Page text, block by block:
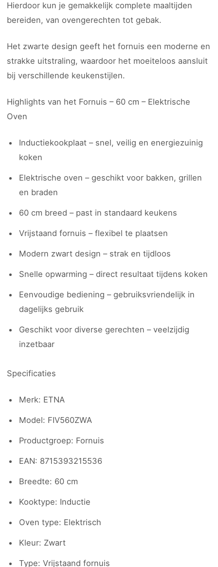
Hierdoor kun je gemakkelijk complete maaltijden
bereiden, van ovengerechten tot gebak.
Het zwarte design geeft het fornuis een moderne en
strakke uitstraling, waardoor het moeiteloos aansluit
bij verschillende keukenstijlen.
Highlights van het Fornuis – 60 cm – Elektrische
Oven
Inductiekookplaat – snel, veilig en energiezuinig
koken
Elektrische oven – geschikt voor bakken, grillen
en braden
60 cm breed – past in standaard keukens
Vrijstaand fornuis – flexibel te plaatsen
Modern zwart design – strak en tijdloos
Snelle opwarming – direct resultaat tijdens koken
Eenvoudige bediening – gebruiksvriendelijk in
dagelijks gebruik
Geschikt voor diverse gerechten – veelzijdig
inzetbaar
Specificaties
Merk: ETNA
Model: FIV560ZWA
Productgroep: Fornuis
EAN: 8715393215536
Breedte: 60 cm
Kooktype: Inductie
Oven type: Elektrisch
Kleur: Zwart
Type: Vrijstaand fornuis